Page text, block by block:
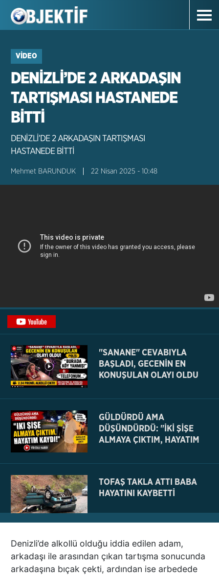
VIDEO
DENİZLİ’DE 2 ARKADAŞIN
TARTIŞMASI HASTANEDE
BİTTİ
DENİZLİ’DE 2 ARKADAŞIN TARTIŞMASI
HASTANEDE BİTTİ
Mehmet BARUNDUK 22 Nisan 2025 - 10:48
"SANANE" CEVABIYLA
BAŞLADI, GECENİN EN
KONUŞULAN OLAYI OLDU
GÜLDÜRDÜ AMA
DÜŞÜNDÜRDÜ: "İKİ ŞİŞE
ALMAYA ÇIKTIM, HAYATIM
TOFAŞ TAKLA ATTI BABA
HAYATINI KAYBETTİ
NE BÖYLE BİR VAHŞİ NE DE
VAHŞET GÖRÜLDÜ
İNSANLIK DIŞI
Denizli’de alkollü olduğu iddia edilen adam,
arkadaşı ile arasından çıkan tartışma sonucunda
arkadaşına bıçak çekti, ardından ise arbedede